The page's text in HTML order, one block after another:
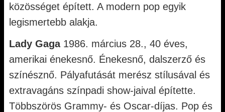
közösséget épített. A modern pop egyik
legismertebb alakja.
Lady Gaga1986. március 28., 40 éves,
amerikai énekesnő. Énekesnő, dalszerző és
színésznő. Pályafutását merész stílusával és
extravagáns színpadi show-jaival építette.
Többszörös Grammy- és Oscar-díjas. Pop és